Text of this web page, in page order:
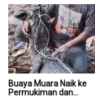
Buaya Muara Naik ke
Permukiman dan...